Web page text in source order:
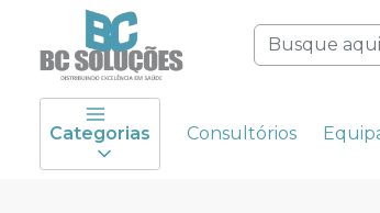
Categorias Consultórios